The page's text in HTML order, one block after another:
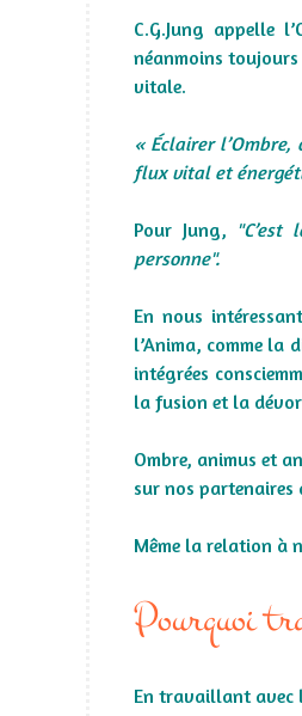
C.G.Jung appelle
néanmoins toujours
vitale.
« Éclairer
flux vital et
Pour Jung, "C’est
personne".
En nous
l’Anima, comme la
intégrées
la fusion et la
Ombre, animus et
sur nos
Même la relation à
Pourquoi
En travaillant avec